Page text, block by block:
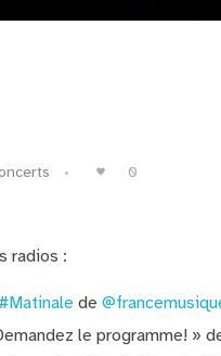
0
radios :
de
le programme! »